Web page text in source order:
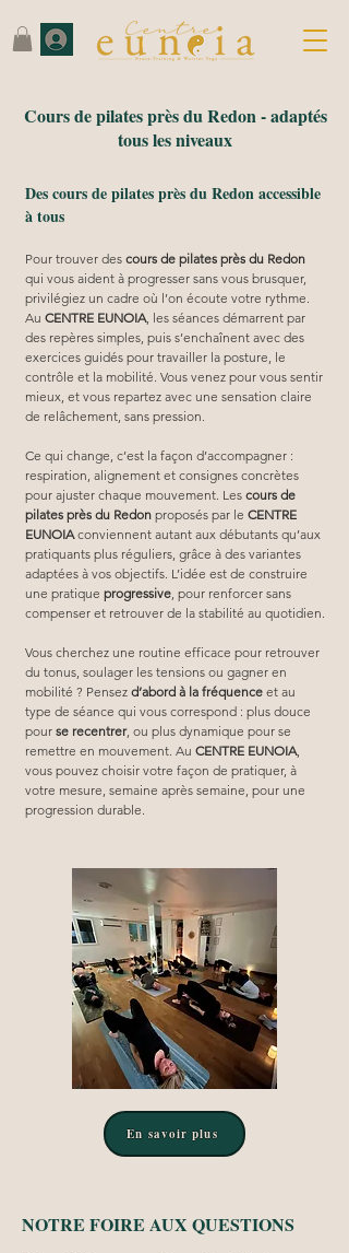
Cours de pilates près du Redon - adaptés
tous les niveaux
Des cours de pilates près du Redon accessible
à tous
Pour trouver des cours de pilates près du Redon
qui vous aident à progresser sans vous brusquer,
privilégiez un cadre où l’on écoute votre rythme.
Au CENTRE EUNOIA, les séances démarrent par
des repères simples, puis s’enchaînent avec des
exercices guidés pour travailler la posture, le
contrôle et la mobilité. Vous venez pour vous sentir
mieux, et vous repartez avec une sensation claire
de relâchement, sans pression.
Ce qui change, c’est la façon d’accompagner :
respiration, alignement et consignes concrètes
pour ajuster chaque mouvement. Les cours de
pilates près du Redon proposés par le CENTRE
EUNOIA conviennent autant aux débutants qu’aux
pratiquants plus réguliers, grâce à des variantes
adaptées à vos objectifs. L’idée est de construire
une pratique progressive , pour renforcer sans
compenser et retrouver de la stabilité au quotidien.
Vous cherchez une routine efficace pour retrouver
du tonus, soulager les tensions ou gagner en
mobilité ? Pensez d’abord à la fréquence et au
type de séance qui vous correspond : plus douce
pour se recentrer, ou plus dynamique pour se
remettre en mouvement. Au CENTRE EUNOIA,
vous pouvez choisir votre façon de pratiquer, à
votre mesure, semaine après semaine, pour une
progression durable.
En savoir plus
NOTRE FOIRE AUX QUESTIONS